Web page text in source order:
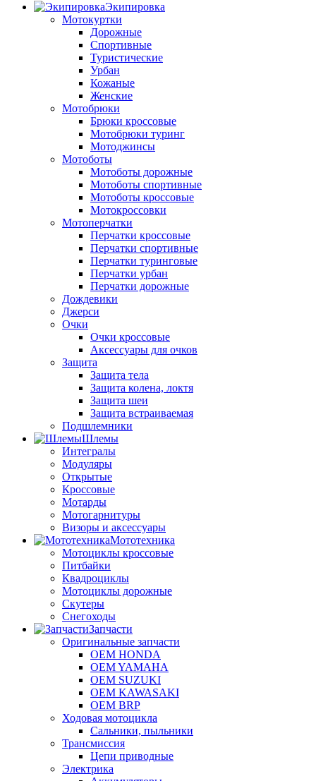
Экипировка
Мотокуртки
Дорожные
Спортивные
Туристические
Урбан
Кожаные
Женские
Мотобрюки
Брюки кроссовые
Мотобрюки туринг
Мотоджинсы
Мотоботы
Мотоботы дорожные
Мотоботы спортивные
Мотоботы кроссовые
Мотокроссовки
Мотоперчатки
Перчатки кроссовые
Перчатки спортивные
Перчатки туринговые
Перчатки урбан
Перчатки дорожные
Дождевики
Джерси
Очки
Очки кроссовые
Аксессуары для очков
Защита
Защита тела
Защита колена, локтя
Защита шеи
Защита встраиваемая
Подшлемники
Шлемы
Интегралы
Модуляры
Открытые
Кроссовые
Мотарды
Мотогарнитуры
Визоры и аксессуары
Мототехника
Мотоциклы кроссовые
Питбайки
Квадроциклы
Мотоциклы дорожные
Скутеры
Снегоходы
Запчасти
Оригинальные запчасти
OEM HONDA
OEM YAMAHA
OEM SUZUKI
OEM KAWASAKI
OEM BRP
Ходовая мотоцикла
Сальники, пыльники
Трансмиссия
Цепи приводные
Электрика